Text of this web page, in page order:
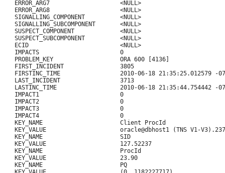
   ERROR_ARG7                    <NULL>
   ERROR_ARG8                    <NULL>
   SIGNALLING_COMPONENT          <NULL>
   SIGNALLING_SUBCOMPONENT       <NULL>
   SUSPECT_COMPONENT             <NULL>
   SUSPECT_SUBCOMPONENT          <NULL>
   ECID                          <NULL>
   IMPACTS                       0
   PROBLEM_KEY                   ORA 600 [4136]
   FIRST_INCIDENT                3805
FIRSTINC_TIME                 2010-06-18 21:35:25.012579 -
   LAST_INCIDENT                 3713
LASTINC_TIME                  2010-06-18 21:35:44.754442 -
   IMPACT1                       0
   IMPACT2                       0
   IMPACT3                       0
   IMPACT4                       0
   KEY_NAME                      Client ProcId
KEY_VALUE                     oracle@dbhost1 (TNS V1-
   KEY_NAME                      SID
   KEY_VALUE                     127.52237
   KEY_NAME                      ProcId
   KEY_VALUE                     23.90
   KEY_NAME                      PQ